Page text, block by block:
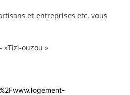
et entreprises etc. vous
»Tizi-ouzou »